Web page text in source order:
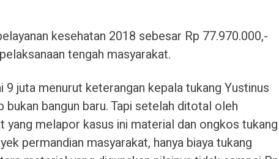
kesehatan 2018 sebesar Rp 77.970.000,-
tengah masyarakat.
9 juta menurut keterangan kepala tukang Yustinus
bukan bangun baru. Tapi setelah ditotal oleh
yang melapor kasus ini material dan ongkos tukang
permandian masyarakat, hanya biaya tukang